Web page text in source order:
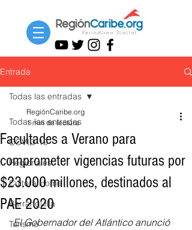
Entrada
Todas las entradas
COVID-19
Regionales
Cultura Home
Barranquilla
Turismo
Todas las entradas
Facultades a Verano para
comprometer vigencias futuras por
$23.000 millones, destinados al
PAE 2020
RegiónCaribe.org
1 min de lectura
El Gobernador del Atlántico anunció